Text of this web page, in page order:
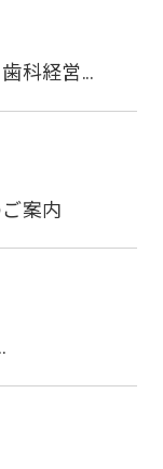
科経営...
案内